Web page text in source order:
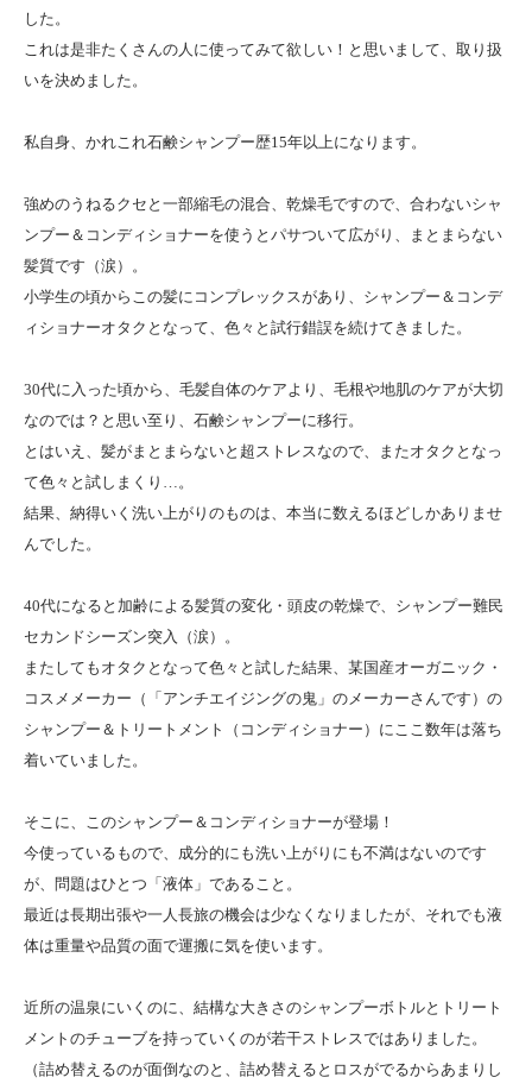
した。
これは是非たくさんの人に使ってみて欲しい！と思いまして、取り扱
いを決めました。
私自身、かれこれ石鹸シャンプー歴15年以上になります。
強めのうねるクセと一部縮毛の混合、乾燥毛ですので、合わないシャ
ンプー＆コンディショナーを使うとパサついて広がり、まとまらない
髪質です（涙）。
小学生の頃からこの髪にコンプレックスがあり、シャンプー＆コンデ
ィショナーオタクとなって、色々と試行錯誤を続けてきました。
30代に入った頃から、毛髪自体のケアより、毛根や地肌のケアが大切
なのでは？と思い至り、石鹸シャンプーに移行。
とはいえ、髪がまとまらないと超ストレスなので、またオタクとなっ
て色々と試しまくり…。
結果、納得いく洗い上がりのものは、本当に数えるほどしかありませ
んでした。
40代になると加齢による髪質の変化・頭皮の乾燥で、シャンプー難民
セカンドシーズン突入（涙）。
またしてもオタクとなって色々と試した結果、某国産オーガニック・
コスメメーカー（「アンチエイジングの鬼」のメーカーさんです）の
シャンプー＆トリートメント（コンディショナー）にここ数年は落ち
着いていました。
そこに、このシャンプー＆コンディショナーが登場！
今使っているもので、成分的にも洗い上がりにも不満はないのです
が、問題はひとつ「液体」であること。
最近は長期出張や一人長旅の機会は少なくなりましたが、それでも液
体は重量や品質の面で運搬に気を使います。
近所の温泉にいくのに、結構な大きさのシャンプーボトルとトリート
メントのチューブを持っていくのが若干ストレスではありました。
（詰め替えるのが面倒なのと、詰め替えるとロスがでるからあまりし